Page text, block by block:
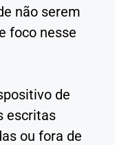
não serem
foco nesse
de
escritas
ou fora de